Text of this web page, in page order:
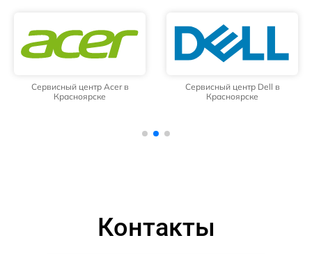
Сервисный центр Acer в
Красноярске
Сервисный центр Dell в
Красноярске
Контакты